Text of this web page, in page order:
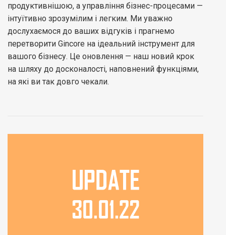
продуктивнішою, а управління бізнес-процесами —
інтуїтивно зрозумілим і легким. Ми уважно
дослухаємося до ваших відгуків і прагнемо
перетворити Gincore на ідеальний інструмент для
вашого бізнесу. Це оновлення — наш новий крок
на шляху до досконалості, наповнений функціями,
на які ви так довго чекали.